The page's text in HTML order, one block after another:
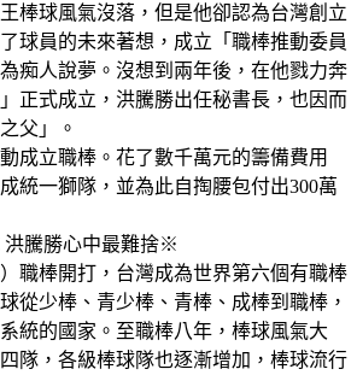
棒球風氣沒落，但是他卻認為台灣創立
球員的未來著想，成立「職棒推動委員
痴人說夢。沒想到兩年後，在他戮力奔
正式成立，洪騰勝出任秘書長，也因而
父」。
成立職棒。花了數千萬元的籌備費用
統一獅隊，並為此自掏腰包付出300萬
騰勝心中最難捨※
職棒開打，台灣成為世界第六個有職棒
從少棒、青少棒、青棒、成棒到職棒，
統的國家。至職棒八年，棒球風氣大
隊，各級棒球隊也逐漸增加，棒球流行